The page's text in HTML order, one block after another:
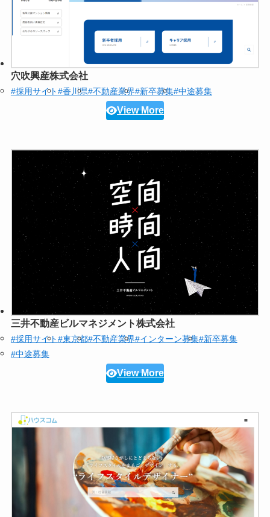
穴吹興産株式会社
#採用サイト#香川県#不動産業界#新卒募集#中途募集
View More
三井不動産ビルマネジメント株式会社
#採用サイト#東京都#不動産業界#インターン募集#新卒募集
#中途募集
View More